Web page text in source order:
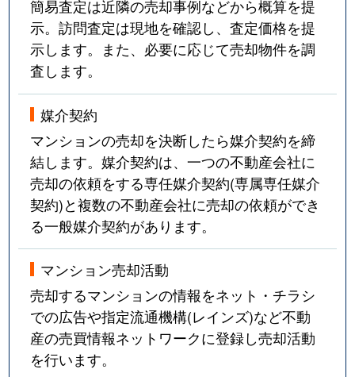
簡易査定は近隣の売却事例などから概算を提
示。訪問査定は現地を確認し、査定価格を提
示します。また、必要に応じて売却物件を調
査します。
媒介契約
マンションの売却を決断したら媒介契約を締
結します。媒介契約は、一つの不動産会社に
売却の依頼をする専任媒介契約(専属専任媒介
契約)と複数の不動産会社に売却の依頼ができ
る一般媒介契約があります。
マンション売却活動
売却するマンションの情報をネット・チラシ
での広告や指定流通機構(レインズ)など不動
産の売買情報ネットワークに登録し売却活動
を行います。